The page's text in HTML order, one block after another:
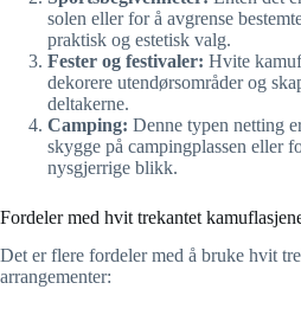
solen eller for å avgrense
praktisk og estetisk valg.
Fester og festivaler: Hvite
dekorere utendørsområder og
deltakerne.
Camping: Denne typen netting
skygge på campingplassen eller
nysgjerrige blikk.
Fordeler med hvit trekantet
Det er flere fordeler med å bruke hvit
arrangementer: